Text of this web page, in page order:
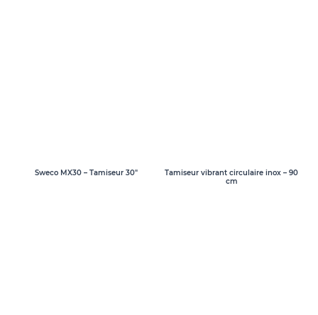
Sweco MX30 – Tamiseur 30″
Tamiseur vibrant circulaire inox – 90
cm